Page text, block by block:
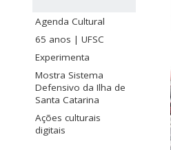
Agenda Cultural
65 anos | UFSC
Experimenta
Mostra Sistema
Defensivo da Ilha de
Santa Catarina
Ações culturais
digitais